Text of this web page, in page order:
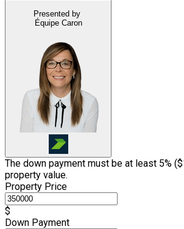
Presented by
Équipe Caron
The down payment must be at least 5% (
property value.
Property Price
$
Down Payment